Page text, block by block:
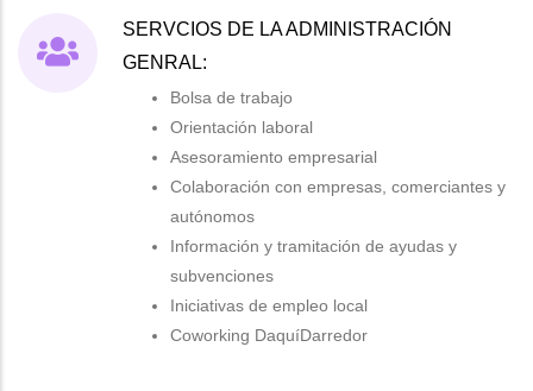
SERVCIOS DE LA ADMINISTRACIÓN
GENRAL:
Bolsa de trabajo
Orientación laboral
Asesoramiento empresarial
Colaboración con empresas, comerciantes y
autónomos
Información y tramitación de ayudas y
subvenciones
Iniciativas de empleo local
Coworking DaquíDarredor